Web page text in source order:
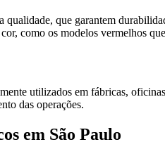
que garantem
como os modelos vermelhos
utilizados em fábricas,
das operações.
em São Paulo